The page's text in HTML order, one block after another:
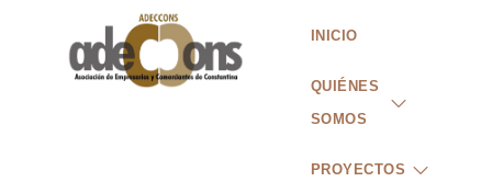
INICIO
QUIÉNES
SOMOS
PROYECTOS